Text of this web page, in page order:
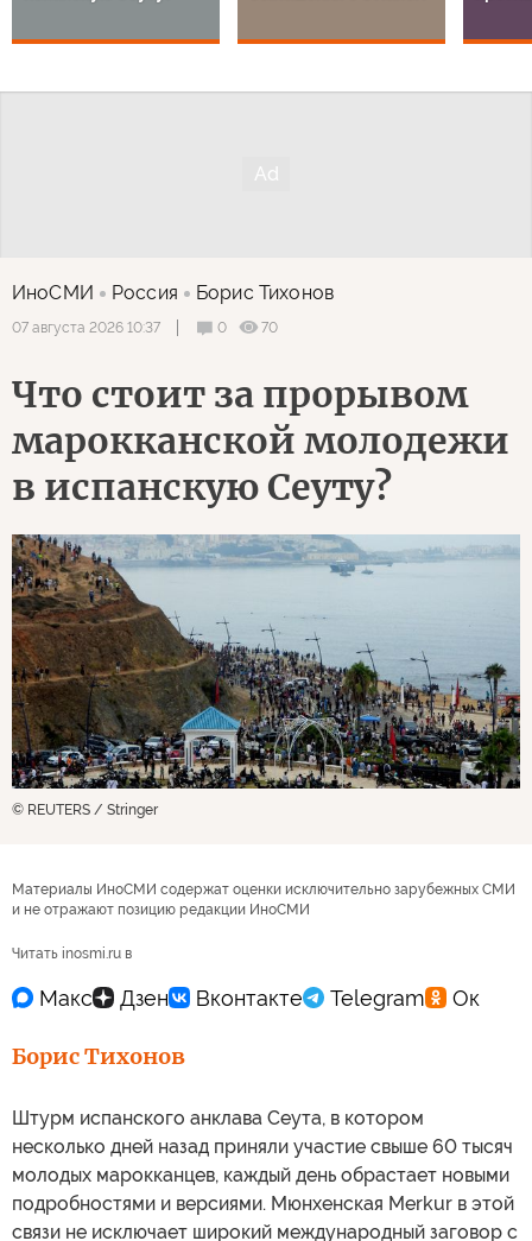
ИноСМИ Россия Борис Тихонов
07 августа 2026 10:37 0 70
Что стоит за прорывом
марокканской молодежи
в испанскую Сеуту?
© REUTERS / Stringer
Материалы ИноСМИ содержат оценки исключительно зарубежных СМИ
и не отражают позицию редакции ИноСМИ
Читать inosmi.ru в
Борис Тихонов
Штурм испанского анклава Сеута, в котором
несколько дней назад приняли участие свыше 60 тысяч
молодых марокканцев, каждый день обрастает новыми
подробностями и версиями. Мюнхенская Merkur в этой
связи не исключает широкий международный заговор с